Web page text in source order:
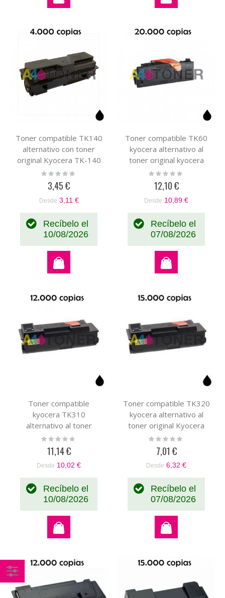
Toner compatible TK140
alternativo con toner
original Kyocera TK-140
(1T02H50EU0)
Rating:
3,45 €
Desde 3,11 €
Recíbelo el
10/08/2026
Toner compatible TK60
kyocera alternativo al
toner original kyocera
TK60 (37027060)
Rating:
12,10 €
Desde 10,89 €
Recíbelo el
07/08/2026
Toner compatible
kyocera TK310
alternativo al toner
original 1T02F80EU0 (
TK-310 )
Rating:
11,14 €
Desde 10,02 €
Recíbelo el
10/08/2026
Toner compatible TK320
kyocera alternativo al
toner original Kyocera
1T02F90EU0 TK-320
Rating:
7,01 €
Desde 6,32 €
Recíbelo el
07/08/2026
Comprar